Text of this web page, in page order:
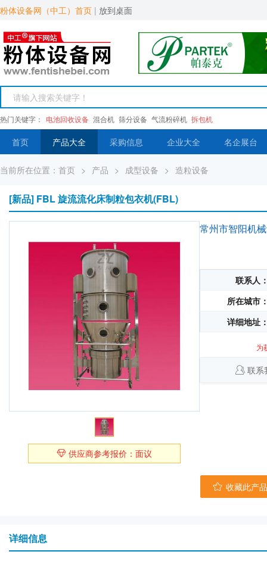
粉体设备网（中工）首页 | 放到桌面
热门关键字： 电池回收设备 混合机 筛分设备 气流粉碎机 拆包机
首页 产品大全 采购信息 企业大全 名企展台
当前所在位置： 首页 > 产品 > 成型设备 > 造粒设备
[新品] FBL 旋流流化床制粒包衣机(FBL)
供应商参考报价：面议
常州市智阳机
联系人
所在城市
详细地址
为
联系
收藏此产品
详细信息